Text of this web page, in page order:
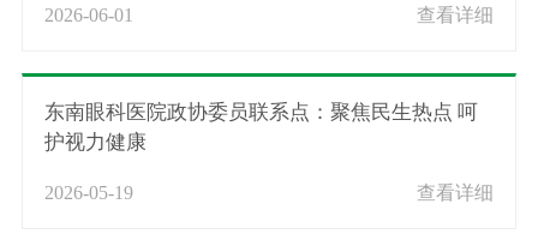
2026-06-01 查看详细
东南眼科医院政协委员联系点：聚焦民生热点 呵
护视力健康
2026-05-19 查看详细